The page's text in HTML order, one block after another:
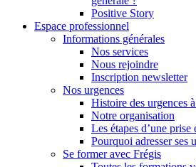
Positive Story
Espace professionnel
Informations générales
Nos services
Nous rejoindre
Inscription newsletter
Nos urgences
Histoire des urgences
Notre organisation
Les étapes d’une prise
Pourquoi adresser ses
Se former avec Frégis